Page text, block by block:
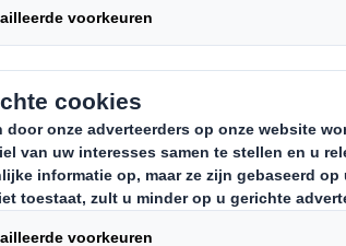
& -markt
een flink aantal uitdagingen.
mate leiden door
en komendewetswijzigingen
stellen.